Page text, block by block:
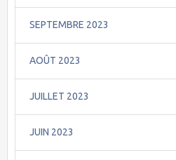
SEPTEMBRE 2023
AOÛT 2023
JUILLET 2023
JUIN 2023